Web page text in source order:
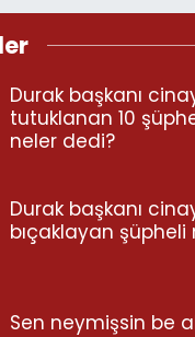
Durak başkanı
tutuklanan 10
neler dedi?
Durak başkanı
bıçaklayan şüpheli
Sen neymişsin be